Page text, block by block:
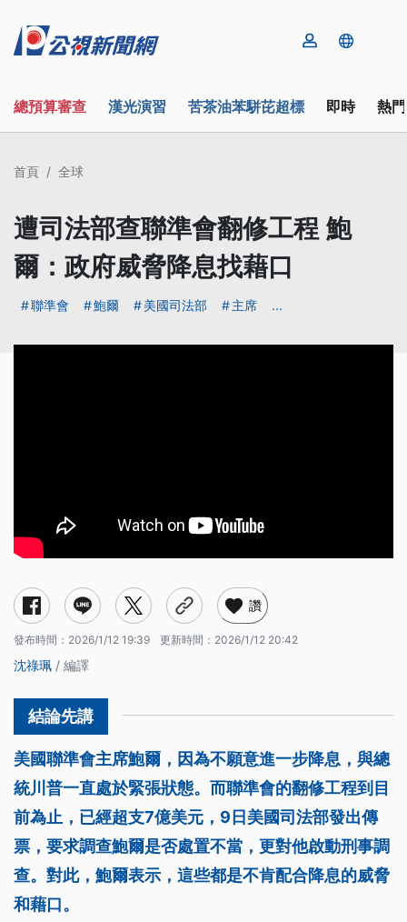
總預算審查 漢光演習 苦茶油苯駢芘超標 即時 熱
首頁 全球
遭司法部查聯準會翻修工程 鮑
爾：政府威脅降息找藉口
聯準會 鮑爾 美國司法部 主席 ...
讚
發布時間： 2026/1/12 19:39 更新時間： 2026/1/12 20:42
沈祿珮 / 編譯
美國聯準會主席鮑爾，因為不願意進一步降息，與總
統川普一直處於緊張狀態。而聯準會的翻修工程到目
前為止，已經超支7億美元，9日美國司法部發出傳
票，要求調查鮑爾是否處置不當，更對他啟動刑事調
查。對此，鮑爾表示，這些都是不肯配合降息的威脅
和藉口。